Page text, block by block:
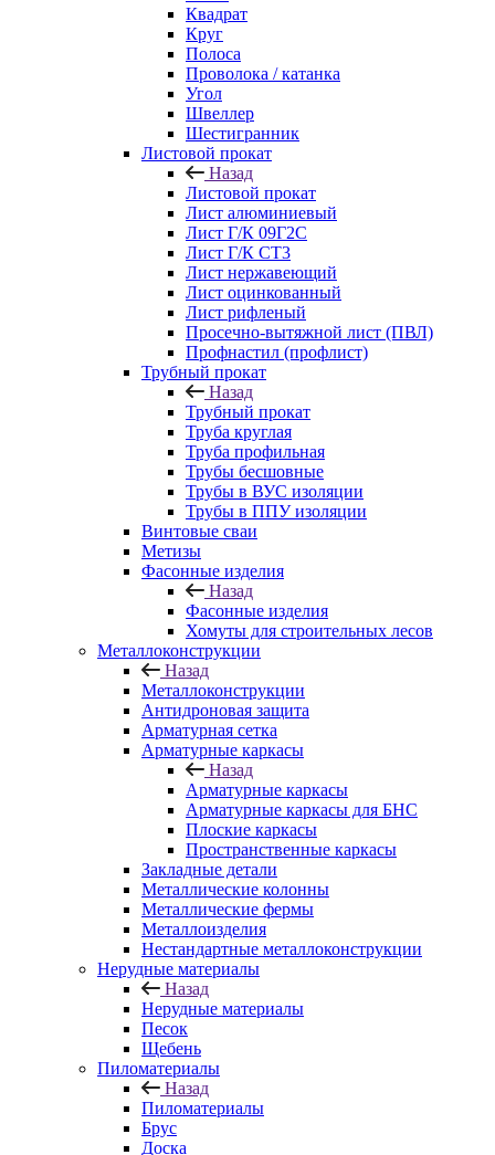
Квадрат
Круг
Полоса
Проволока / катанка
Угол
Швеллер
Шестигранник
Листовой прокат
Назад
Листовой прокат
Лист алюминиевый
Лист Г/К 09Г2С
Лист Г/К СТ3
Лист нержавеющий
Лист оцинкованный
Лист рифленый
Просечно-вытяжной лист (ПВЛ)
Профнастил (профлист)
Трубный прокат
Назад
Трубный прокат
Труба круглая
Труба профильная
Трубы бесшовные
Трубы в ВУС изоляции
Трубы в ППУ изоляции
Винтовые сваи
Метизы
Фасонные изделия
Назад
Фасонные изделия
Хомуты для строительных лесов
Металлоконструкции
Назад
Металлоконструкции
Антидроновая защита
Арматурная сетка
Арматурные каркасы
Назад
Арматурные каркасы
Арматурные каркасы для БНС
Плоские каркасы
Пространственные каркасы
Закладные детали
Металлические колонны
Металлические фермы
Металлоизделия
Нестандартные металлоконструкции
Нерудные материалы
Назад
Нерудные материалы
Песок
Щебень
Пиломатериалы
Назад
Пиломатериалы
Брус
Доска